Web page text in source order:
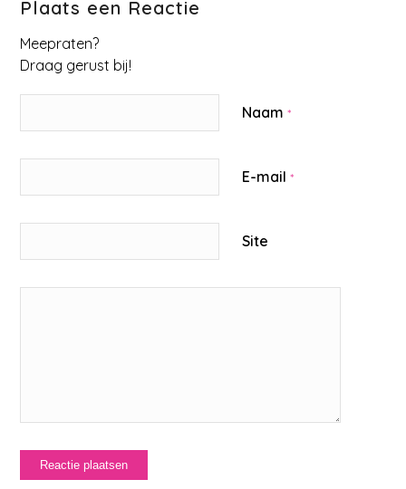
Plaats een Reactie
Meepraten?
Draag gerust bij!
Naam*
E-mail*
Site